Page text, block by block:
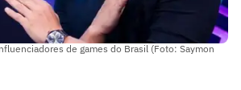
de games do Brasil (Foto: Saymon